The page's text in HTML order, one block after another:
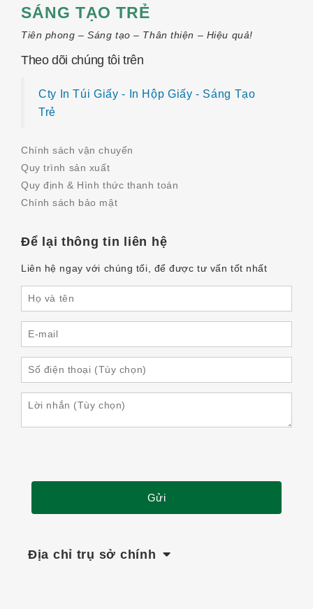
SÁNG TẠO TRẺ
Tiên phong – Sáng tạo – Thân thiện – Hiệu quả!
Theo dõi chúng tôi trên
Cty In Túi Giấy - In Hộp Giấy - Sáng Tạo
Trẻ
Chính sách vận chuyển
Quy trình sản xuất
Quy định & Hình thức thanh toán
Chính sách bảo mật
Để lại thông tin liên hệ
Liên hệ ngay với chúng tối, để được tư vấn tốt nhất
Địa chỉ trụ sở chính